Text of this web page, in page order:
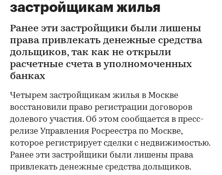
застройщикам жилья
Ранее эти застройщики были лишены
права привлекать денежные средства
дольщиков, так как не открыли
расчетные счета в уполномоченных
банках
Четырем застройщикам жилья в Москве
восстановили право регистрации договоров
долевого участия. Об этом сообщается в пресс-
релизе Управления Росреестра по Москве,
которое регистрирует сделки с недвижимостью.
Ранее эти застройщики были лишены права
привлекать денежные средства дольщиков.